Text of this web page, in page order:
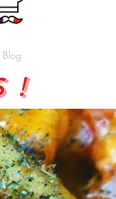
Blog
!